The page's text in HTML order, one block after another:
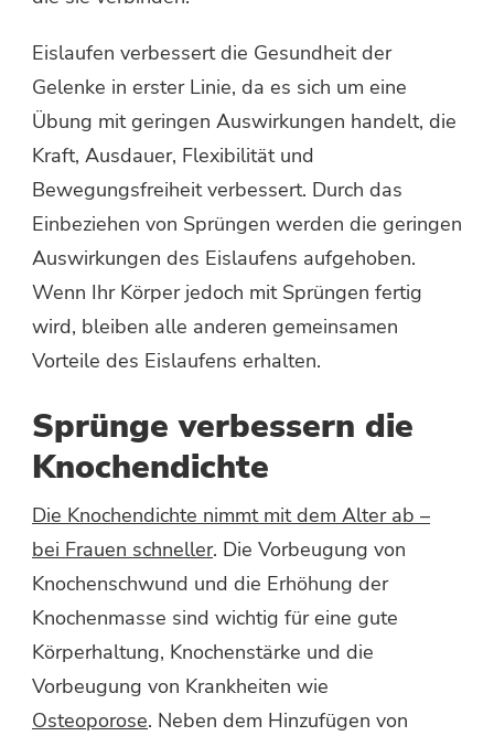
Eislaufen verbessert die Gesundheit der
Gelenke in erster Linie, da es sich um eine
Übung mit geringen Auswirkungen handelt, die
Kraft, Ausdauer, Flexibilität und
Bewegungsfreiheit verbessert. Durch das
Einbeziehen von Sprüngen werden die geringen
Auswirkungen des Eislaufens aufgehoben.
Wenn Ihr Körper jedoch mit Sprüngen fertig
wird, bleiben alle anderen gemeinsamen
Vorteile des Eislaufens erhalten.
Sprünge verbessern die
Knochendichte
Die Knochendichte nimmt mit dem Alter ab –
bei Frauen schneller. Die Vorbeugung von
Knochenschwund und die Erhöhung der
Knochenmasse sind wichtig für eine gute
Körperhaltung, Knochenstärke und die
Vorbeugung von Krankheiten wie
Osteoporose. Neben dem Hinzufügen von